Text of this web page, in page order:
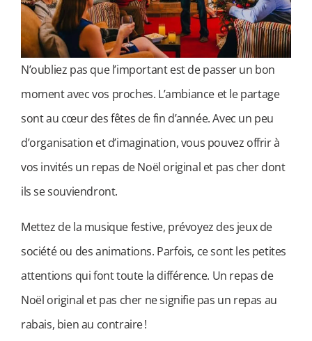
N’oubliez pas que l’important est de passer un bon
moment avec vos proches. L’ambiance et le partage
sont au cœur des fêtes de fin d’année. Avec un peu
d’organisation et d’imagination, vous pouvez offrir à
vos invités un repas de Noël original et pas cher dont
ils se souviendront.
Mettez de la musique festive, prévoyez des jeux de
société ou des animations. Parfois, ce sont les petites
attentions qui font toute la différence. Un repas de
Noël original et pas cher ne signifie pas un repas au
rabais, bien au contraire !